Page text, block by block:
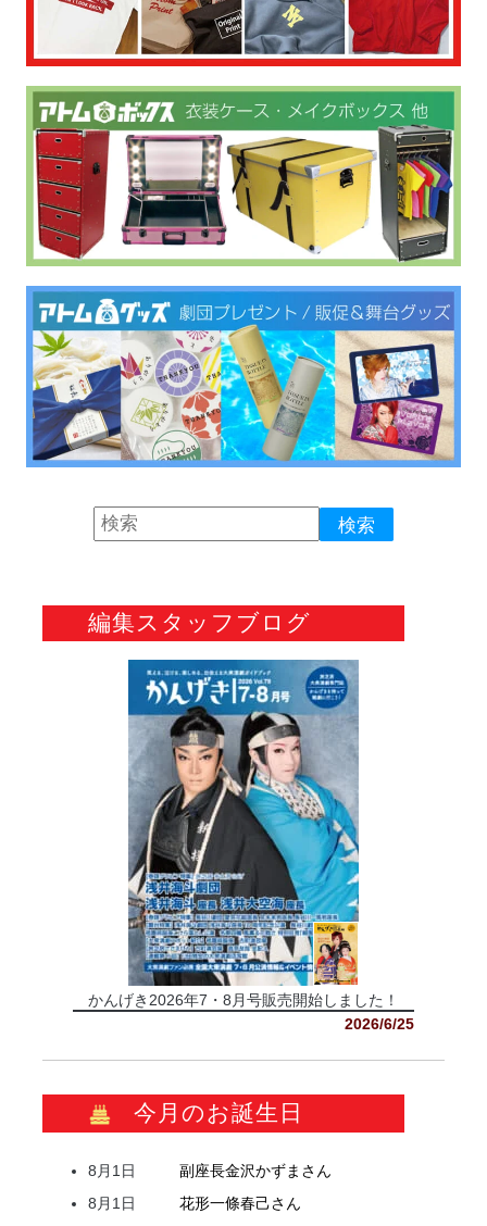
編集スタッフブログ
かんげき2026年7・8月号販売開始しました！
2026/6/25
今月のお誕生日
8月1日 副座長金沢かずま さん
8月1日
花形一條春己さん